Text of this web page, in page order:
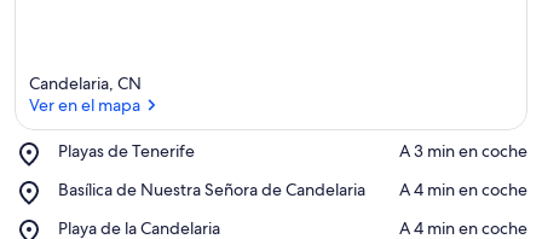
Candelaria, CN
Ver en el mapa
Playas de Tenerife
Place,
de
‪A 3 min en coche‬
Basílica de Nuestra Señora de Candelaria
Place,
de
‪A 4 min en coche‬
Playa de la Candelaria
Place,
‪A 4 min en coche‬